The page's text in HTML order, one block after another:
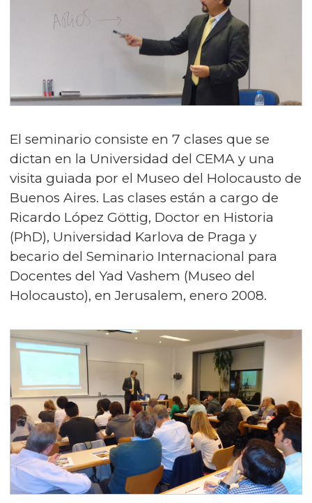
El seminario consiste en 7 clases que se
dictan en la Universidad del CEMA y una
visita guiada por el Museo del Holocausto de
Buenos Aires. Las clases están a cargo de
Ricardo López Göttig, Doctor en Historia
(PhD), Universidad Karlova de Praga y
becario del Seminario Internacional para
Docentes del Yad Vashem (Museo del
Holocausto), en Jerusalem, enero 2008.